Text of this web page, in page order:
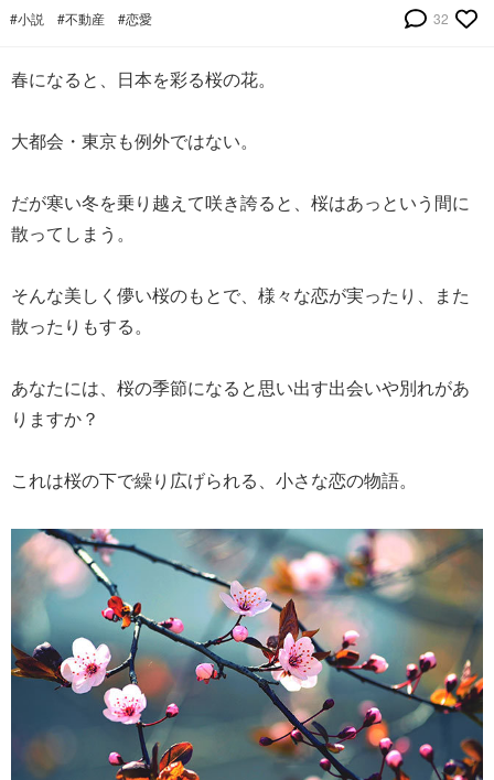
#小説
#不動産 #恋愛 32
春になると、日本を彩る桜の花。
大都会・東京も例外ではない。
だが寒い冬を乗り越えて咲き誇ると、桜はあっという間に
散ってしまう。
そんな美しく儚い桜のもとで、様々な恋が実ったり、また
散ったりもする。
あなたには、桜の季節になると思い出す出会いや別れがあ
りますか？
これは桜の下で繰り広げられる、小さな恋の物語。